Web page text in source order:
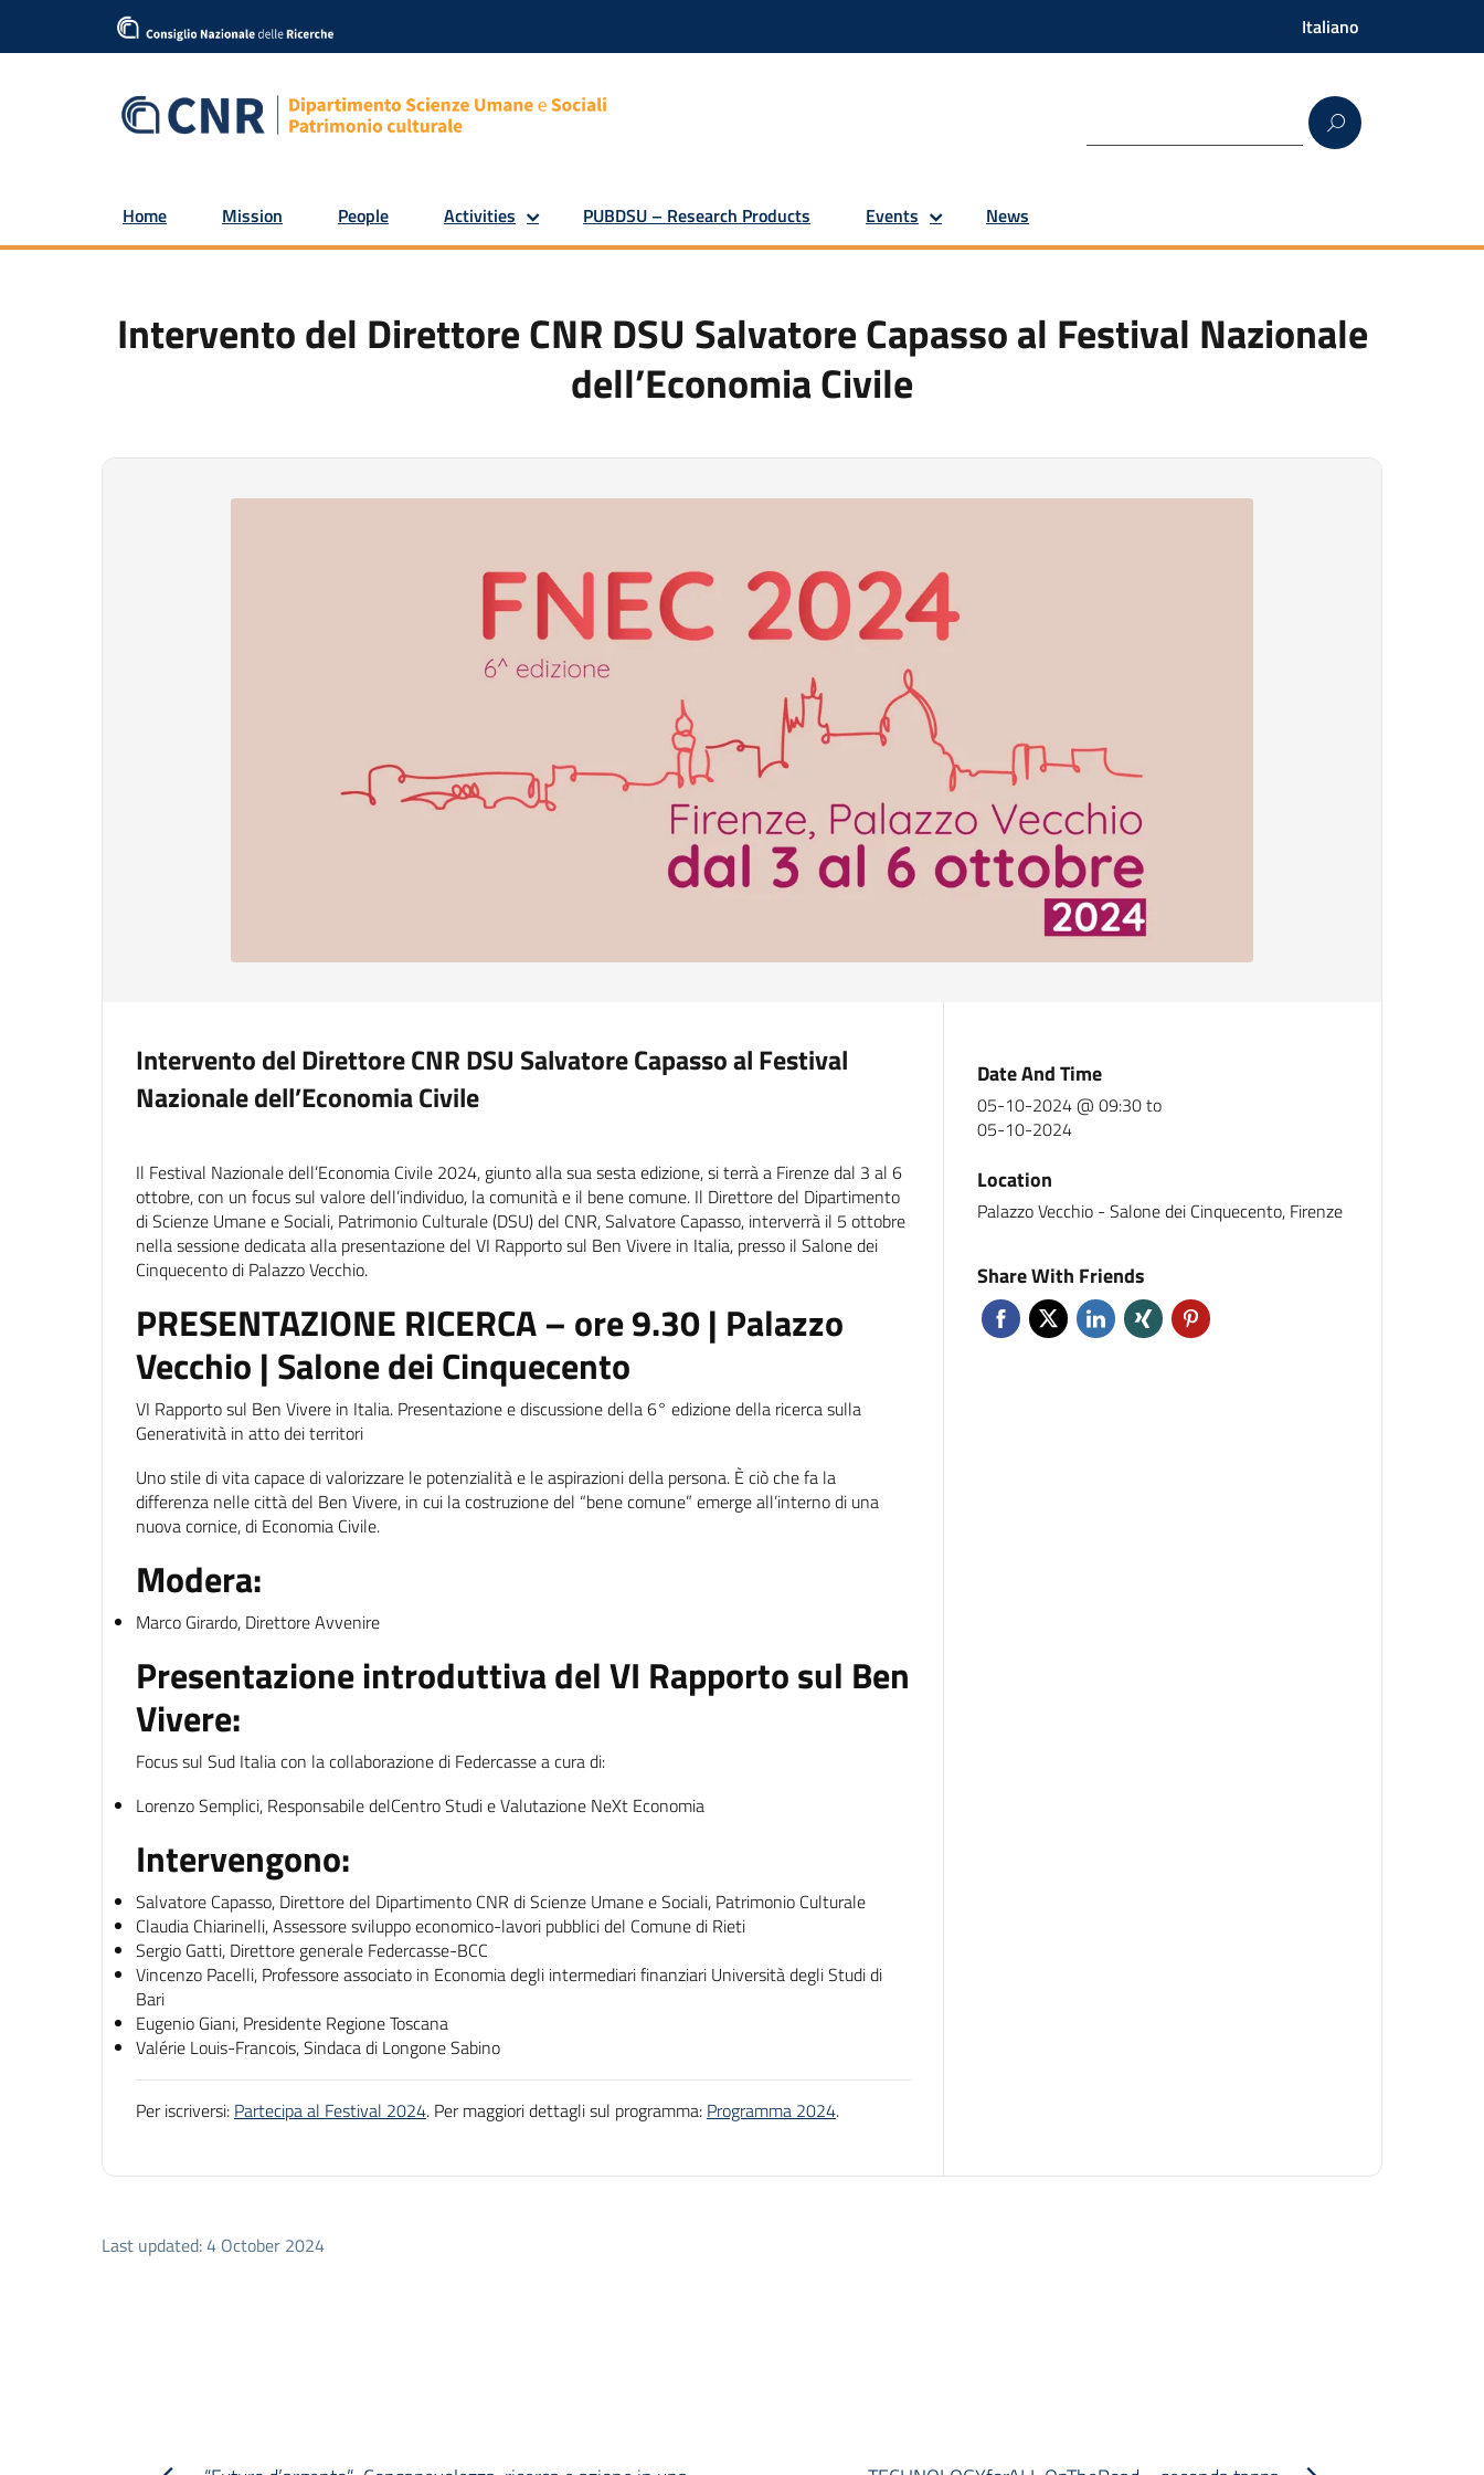
Italiano
Home Mission People Activities PUBDSU – Research Products Events News
Intervento del Direttore CNR DSU Salvatore Capasso al Festival Nazionale
dell’Economia Civile
Intervento del Direttore CNR DSU Salvatore Capasso al Festival
Nazionale dell’Economia Civile
Il Festival Nazionale dell’Economia Civile 2024, giunto alla sua sesta edizione, si terrà a Firenze dal 3 al 6
ottobre, con un focus sul valore dell’individuo, la comunità e il bene comune. Il Direttore del Dipartimento
di Scienze Umane e Sociali, Patrimonio Culturale (DSU) del CNR, Salvatore Capasso, interverrà il 5 ottobre
nella sessione dedicata alla presentazione del VI Rapporto sul Ben Vivere in Italia, presso il Salone dei
Cinquecento di Palazzo Vecchio.
PRESENTAZIONE RICERCA – ore 9.30 | Palazzo
Vecchio | Salone dei Cinquecento
VI Rapporto sul Ben Vivere in Italia. Presentazione e discussione della 6° edizione della ricerca sulla
Generatività in atto dei territori
Uno stile di vita capace di valorizzare le potenzialità e le aspirazioni della persona. È ciò che fa la
differenza nelle città del Ben Vivere, in cui la costruzione del “bene comune” emerge all’interno di una
nuova cornice, di Economia Civile.
Modera:
Marco Girardo, Direttore Avvenire
Presentazione introduttiva del VI Rapporto sul Ben
Vivere:
Focus sul Sud Italia con la collaborazione di Federcasse a cura di:
Lorenzo Semplici, Responsabile delCentro Studi e Valutazione NeXt Economia
Intervengono:
Salvatore Capasso, Direttore del Dipartimento CNR di Scienze Umane e Sociali, Patrimonio Culturale
Claudia Chiarinelli, Assessore sviluppo economico-lavori pubblici del Comune di Rieti
Sergio Gatti, Direttore generale Federcasse-BCC
Vincenzo Pacelli, Professore associato in Economia degli intermediari finanziari Università degli Studi di
Bari
Eugenio Giani, Presidente Regione Toscana
Valérie Louis-Francois, Sindaca di Longone Sabino
Per iscriversi: Partecipa al Festival 2024. Per maggiori dettagli sul programma: Programma 2024.
Date And Time
05-10-2024 @ 09:30to
05-10-2024
Location
Palazzo Vecchio - Salone dei Cinquecento, Firenze
Share With Friends
Last updated: 4 October 2024